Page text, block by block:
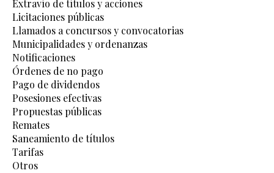
Extravío de títulos y acciones
Licitaciones públicas
Llamados a concursos y convocatorias
Municipalidades y ordenanzas
Notificaciones
Órdenes de no pago
Pago de dividendos
Posesiones efectivas
Propuestas públicas
Remates
Saneamiento de títulos
Tarifas
Otros